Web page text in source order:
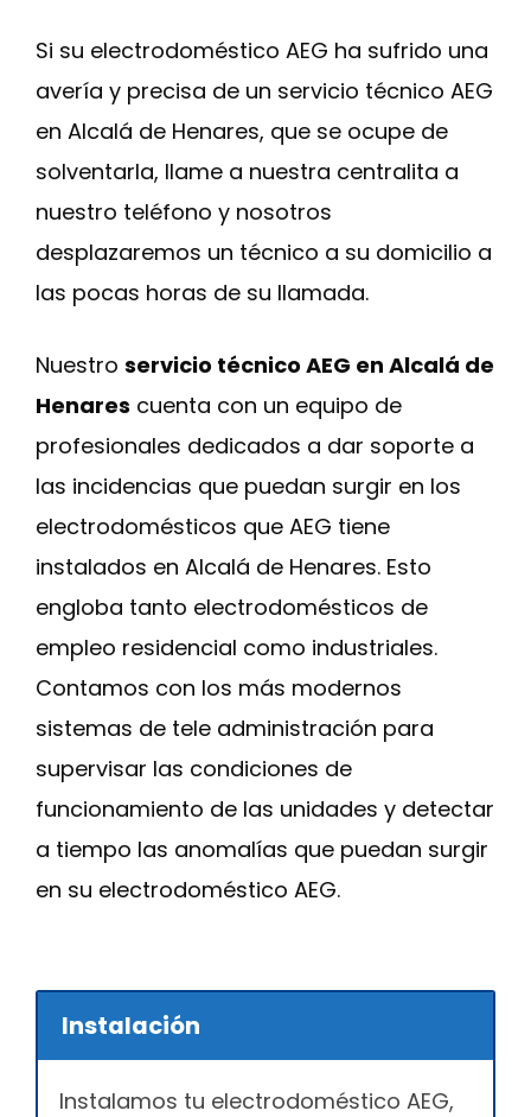
Si su electrodoméstico AEG ha sufrido una
avería y precisa de un servicio técnico AEG
en Alcalá de Henares, que se ocupe de
solventarla, llame a nuestra centralita a
nuestro teléfono y nosotros
desplazaremos un técnico a su domicilio a
las pocas horas de su llamada.
Nuestro servicio técnico AEG en Alcalá de
Henares cuenta con un equipo de
profesionales dedicados a dar soporte a
las incidencias que puedan surgir en los
electrodomésticos que AEG tiene
instalados en Alcalá de Henares. Esto
engloba tanto electrodomésticos de
empleo residencial como industriales.
Contamos con los más modernos
sistemas de tele administración para
supervisar las condiciones de
funcionamiento de las unidades y detectar
a tiempo las anomalías que puedan surgir
en su electrodoméstico AEG.
Instalación
Instalamos tu electrodoméstico AEG,